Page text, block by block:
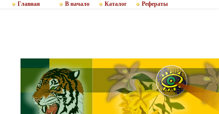
Главная В начало Каталог Рефераты